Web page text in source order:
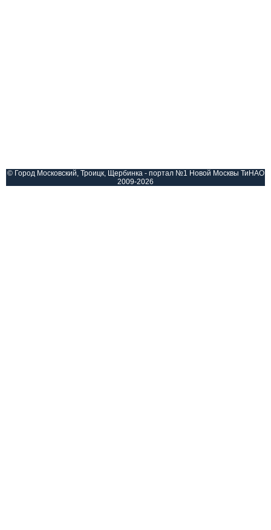
© Город Московский, Троицк, Щербинка - портал №1 Новой Москвы ТиНАО
2009-2026